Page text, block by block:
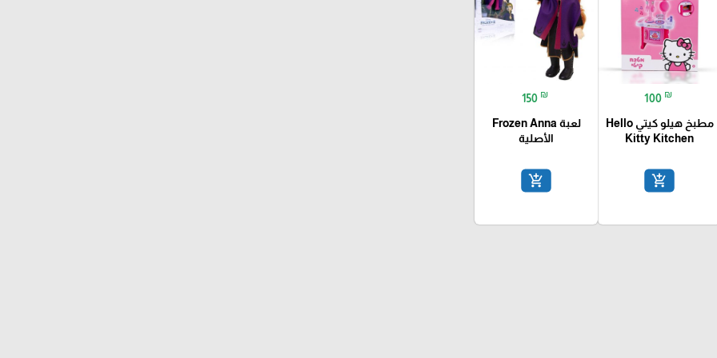
100 ₪
مطبخ هيلو كيتي Hello
Kitty Kitchen
add_shopping_cart
150 ₪
لعبة Frozen Anna
الأصلية
add_shopping_cart